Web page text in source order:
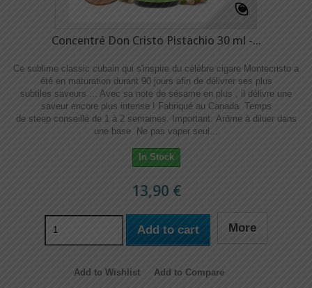
Concentré Don Cristo Pistachio 30 ml -...
Ce sublime classic cubain qui s'inspire du célèbre cigare Montecristo a
été en maturation durant 90 jours afin de délivrer ses plus
subtiles saveurs ... Avec sa note de sésame en plus , il délivre une
saveur encore plus intense ! Fabriqué au Canada. Temps
de steep conseillé de 1 à 2 semaines. Important: Arôme à diluer dans
une base Ne pas vaper seul...
In Stock
13,90 €
Add to cart More
Add to Wishlist Add to Compare